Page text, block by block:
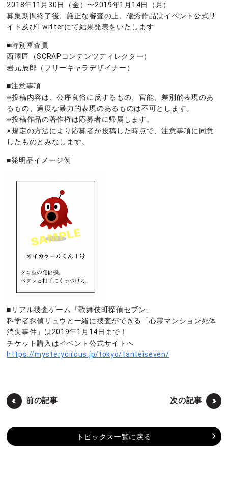
2018年11月30日（金）〜2019年1月14日（月）
募集期間終了後、厳正な審査の上、優秀作品はイベント公式サ
イト及びTwitterにて結果発表をいたします
■特別審査員
西澤匠（SCRAPコンテンツディレクター）
岩元辰郎（フリーキャラデザイナー）
■注意事項
※投稿内容は、公序良俗に反するもの、官能、差別的表現のあ
るもの、過度な暴力的表現のあるものは不可とします。
※投稿作品の著作権は応募者に帰属します。
※規定の方法により応募者が投稿した時点で、注意事項に同意
したものとみなします。
■発明品イメージ例
■リアル捜査ゲーム「歌舞伎町探偵セブン」
科学者探偵リュウと一緒に捜査ができる「心霊マンション死体
消失事件」は2019年1月14日まで！
チケット購入はイベント公式サイトへ
https://mysterycircus.jp/tokyo/tanteiseven/
前の記事 次の記事
トピックス一覧に戻る